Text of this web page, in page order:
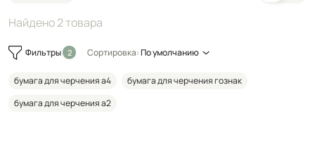
Найдено 2 товара
Фильтры Сортировка:По умолчанию
бумага для черчения а4
бумага для черчения гознак
бумага для черчения а2